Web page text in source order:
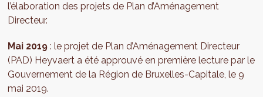
l’élaboration des projets de Plan d’Aménagement
Directeur.
Mai 2019 : le projet de Plan d’Aménagement Directeur
(PAD) Heyvaert a été approuvé en première lecture par le
Gouvernement de la Région de Bruxelles-Capitale, le 9
mai 2019.